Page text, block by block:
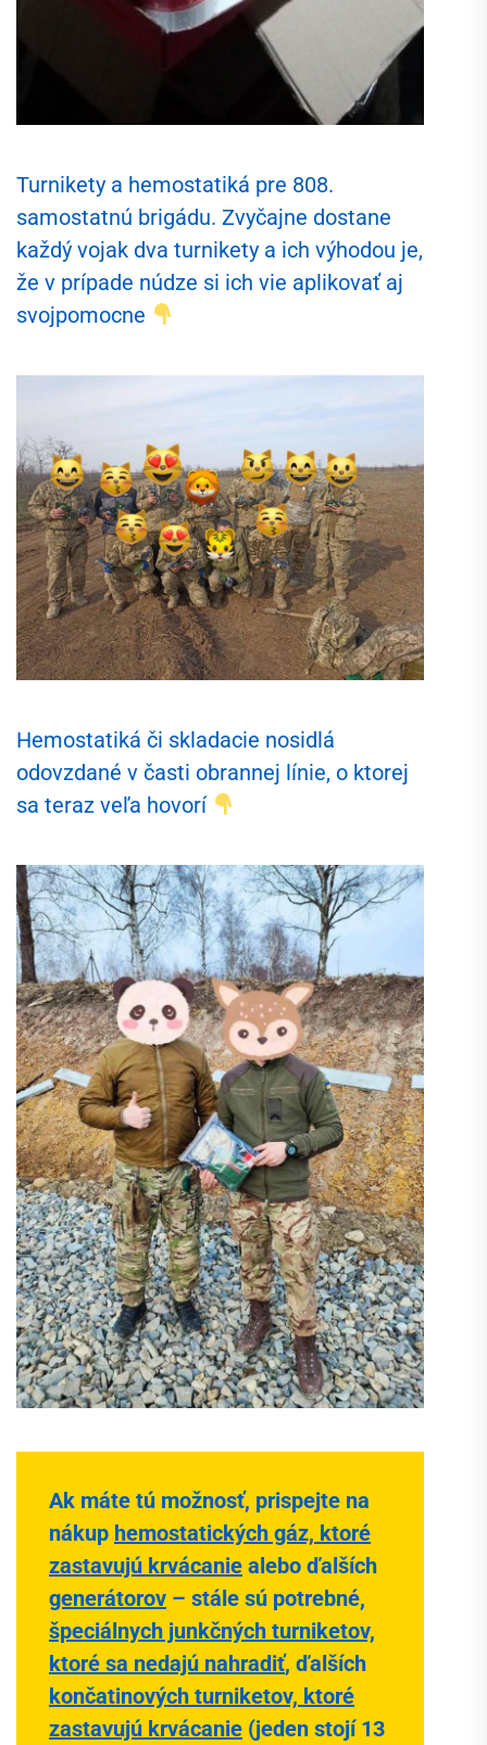
Turnikety a hemostatiká pre 808.
samostatnú brigádu. Zvyčajne dostane
každý vojak dva turnikety a ich výhodou je,
že v prípade núdze si ich vie aplikovať aj
svojpomocne
Hemostatiká či skladacie nosidlá
odovzdané v časti obrannej línie, o ktorej
sa teraz veľa hovorí
Ak máte tú možnosť, prispejte na
nákup hemostatických gáz, ktoré
zastavujú krvácanie alebo ďalších
generátorov – stále sú potrebné,
špeciálnych junkčných turniketov,
ktoré sa nedajú nahradiť, ďalších
končatinových turniketov, ktoré
zastavujú krvácanie (jeden stojí 13